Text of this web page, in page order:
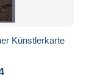
Künstlerkarte